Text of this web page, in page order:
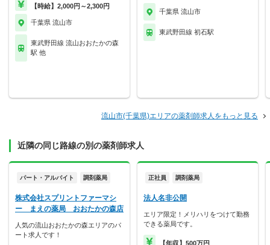
【時給】2,000円～2,300円
千葉県 流山市
東武野田線 流山おおたかの森
駅 他
千葉県 流山市
東武野田線 初石駅
流山市(千葉県)エリアの薬剤師求人をもっと見る
近隣の同じ路線の別の薬剤師求人
パート・アルバイト 調剤薬局
株式会社スプリントファーマシ
ー まえの薬局 おおたかの森店
人気の流山おおたかの森エリアのパ
ート求人です！
正社員 調剤薬局
法人名非公開
エリア限定！メリハリをつけて勤務
できる薬局です。
【年収】500万円